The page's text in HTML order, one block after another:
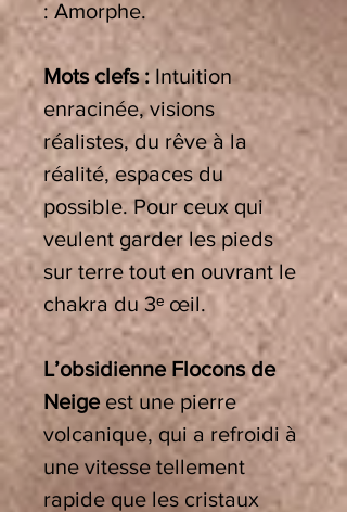
: Amorphe.
Mots clefs : Intuition
enracinée, visions
réalistes, du rêve à la
réalité, espaces du
possible. Pour ceux qui
veulent garder les pieds
sur terre tout en ouvrant le
chakra du 3ᵉ œil.
L’obsidienne Flocons de
Neige est une pierre
volcanique, qui a refroidi à
une vitesse tellement
rapide que les cristaux